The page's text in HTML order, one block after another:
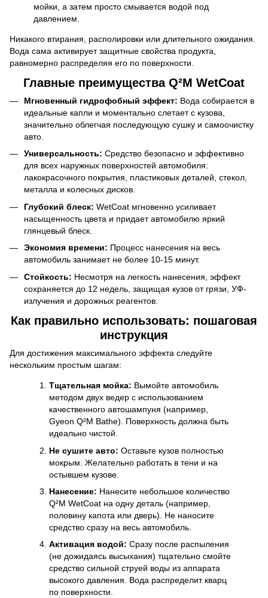
мойки, а затем просто смывается водой под
давлением.
Никакого втирания, располировки или длительного ожидания.
Вода сама активирует защитные свойства продукта,
равномерно распределяя его по поверхности.
Главные преимущества Q²M WetCoat
Мгновенный гидрофобный эффект: Вода собирается в
идеальные капли и моментально слетает с кузова,
значительно облегчая последующую сушку и самоочистку
авто.
Универсальность: Средство безопасно и эффективно
для всех наружных поверхностей автомобиля:
лакокрасочного покрытия, пластиковых деталей, стекол,
металла и колесных дисков.
Глубокий блеск: WetCoat мгновенно усиливает
насыщенность цвета и придает автомобилю яркий
глянцевый блеск.
Экономия времени: Процесс нанесения на весь
автомобиль занимает не более 10-15 минут.
Стойкость: Несмотря на легкость нанесения, эффект
сохраняется до 12 недель, защищая кузов от грязи, УФ-
излучения и дорожных реагентов.
Как правильно использовать: пошаговая
инструкция
Для достижения максимального эффекта следуйте
нескольким простым шагам:
Тщательная мойка: Вымойте автомобиль
методом двух ведер с использованием
качественного автошампуня (например,
Gyeon Q²M Bathe). Поверхность должна быть
идеально чистой.
Не сушите авто: Оставьте кузов полностью
мокрым. Желательно работать в тени и на
остывшем кузове.
Нанесение: Нанесите небольшое количество
Q²M WetCoat на одну деталь (например,
половину капота или дверь). Не наносите
средство сразу на весь автомобиль.
Активация водой: Сразу после распыления
(не дожидаясь высыхания) тщательно смойте
средство сильной струей воды из аппарата
высокого давления. Вода распределит кварц
по поверхности.